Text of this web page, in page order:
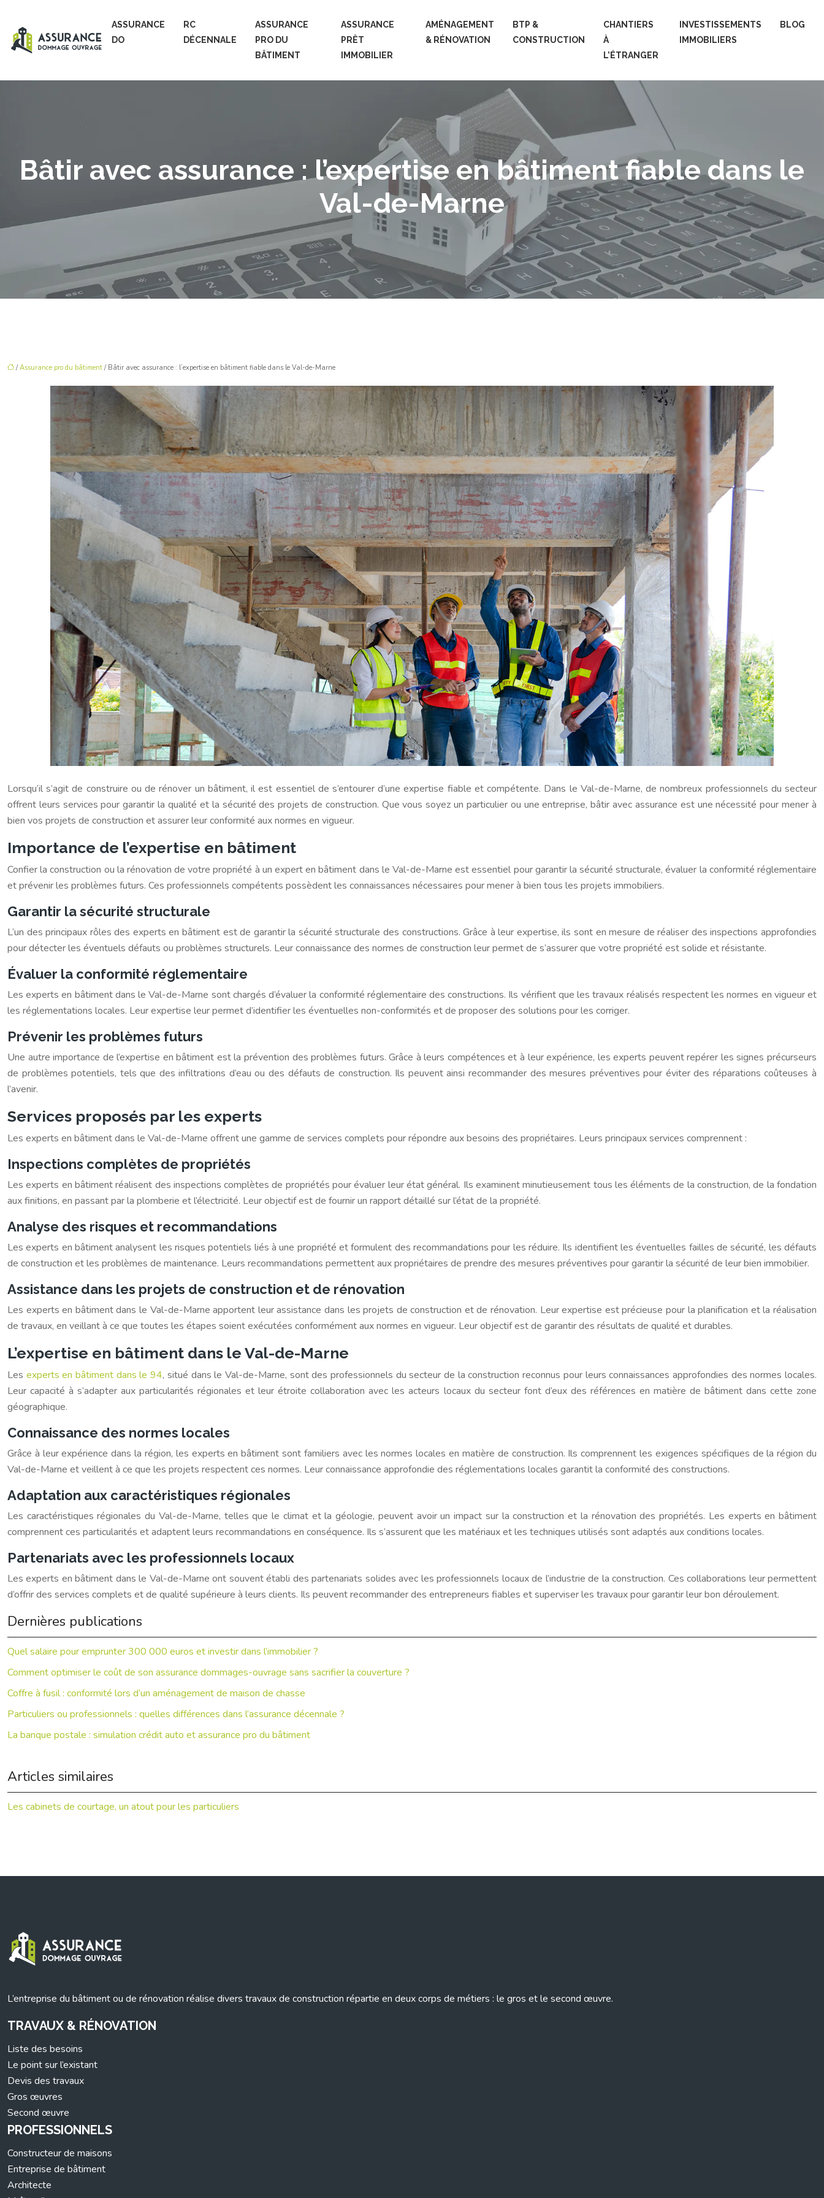
ASSURANCE
DO
RC
DÉCENNALE
ASSURANCE
PRO DU
BÂTIMENT
ASSURANCE
PRÊT
IMMOBILIER
AMÉNAGEMENT
& RÉNOVATION
BTP &
CONSTRUCTION
CHANTIERS
À
L’ÉTRANGER
INVESTISSEMENTS
IMMOBILIERS
BLOG
Bâtir avec assurance : l’expertise en bâtiment fiable dans le
Val-de-Marne
/Assurance pro du bâtiment / Bâtir avec assurance : l’expertise en bâtiment fiable dans le Val-de-Marne
Lorsqu’il s’agit de construire ou de rénover un bâtiment, il est essentiel de s’entourer d’une expertise fiable et compétente. Dans le Val-de-Marne, de nombreux professionnels du secteur
offrent leurs services pour garantir la qualité et la sécurité des projets de construction. Que vous soyez un particulier ou une entreprise, bâtir avec assurance est une nécessité pour mener à
bien vos projets de construction et assurer leur conformité aux normes en vigueur.
Importance de l’expertise en bâtiment
Confier la construction ou la rénovation de votre propriété à un expert en bâtiment dans le Val-de-Marne est essentiel pour garantir la sécurité structurale, évaluer la conformité réglementaire
et prévenir les problèmes futurs. Ces professionnels compétents possèdent les connaissances nécessaires pour mener à bien tous les projets immobiliers.
Garantir la sécurité structurale
L’un des principaux rôles des experts en bâtiment est de garantir la sécurité structurale des constructions. Grâce à leur expertise, ils sont en mesure de réaliser des inspections approfondies
pour détecter les éventuels défauts ou problèmes structurels. Leur connaissance des normes de construction leur permet de s’assurer que votre propriété est solide et résistante.
Évaluer la conformité réglementaire
Les experts en bâtiment dans le Val-de-Marne sont chargés d’évaluer la conformité réglementaire des constructions. Ils vérifient que les travaux réalisés respectent les normes en vigueur et
les réglementations locales. Leur expertise leur permet d’identifier les éventuelles non-conformités et de proposer des solutions pour les corriger.
Prévenir les problèmes futurs
Une autre importance de l’expertise en bâtiment est la prévention des problèmes futurs. Grâce à leurs compétences et à leur expérience, les experts peuvent repérer les signes précurseurs
de problèmes potentiels, tels que des infiltrations d’eau ou des défauts de construction. Ils peuvent ainsi recommander des mesures préventives pour éviter des réparations coûteuses à
l’avenir.
Services proposés par les experts
Les experts en bâtiment dans le Val-de-Marne offrent une gamme de services complets pour répondre aux besoins des propriétaires. Leurs principaux services comprennent :
Inspections complètes de propriétés
Les experts en bâtiment réalisent des inspections complètes de propriétés pour évaluer leur état général. Ils examinent minutieusement tous les éléments de la construction, de la fondation
aux finitions, en passant par la plomberie et l’électricité. Leur objectif est de fournir un rapport détaillé sur l’état de la propriété.
Analyse des risques et recommandations
Les experts en bâtiment analysent les risques potentiels liés à une propriété et formulent des recommandations pour les réduire. Ils identifient les éventuelles failles de sécurité, les défauts
de construction et les problèmes de maintenance. Leurs recommandations permettent aux propriétaires de prendre des mesures préventives pour garantir la sécurité de leur bien immobilier.
Assistance dans les projets de construction et de rénovation
Les experts en bâtiment dans le Val-de-Marne apportent leur assistance dans les projets de construction et de rénovation. Leur expertise est précieuse pour la planification et la réalisation
de travaux, en veillant à ce que toutes les étapes soient exécutées conformément aux normes en vigueur. Leur objectif est de garantir des résultats de qualité et durables.
L’expertise en bâtiment dans le Val-de-Marne
Les experts en bâtiment dans le 94, situé dans le Val-de-Marne, sont des professionnels du secteur de la construction reconnus pour leurs connaissances approfondies des normes locales.
Leur capacité à s’adapter aux particularités régionales et leur étroite collaboration avec les acteurs locaux du secteur font d’eux des références en matière de bâtiment dans cette zone
géographique.
Connaissance des normes locales
Grâce à leur expérience dans la région, les experts en bâtiment sont familiers avec les normes locales en matière de construction. Ils comprennent les exigences spécifiques de la région du
Val-de-Marne et veillent à ce que les projets respectent ces normes. Leur connaissance approfondie des réglementations locales garantit la conformité des constructions.
Adaptation aux caractéristiques régionales
Les caractéristiques régionales du Val-de-Marne, telles que le climat et la géologie, peuvent avoir un impact sur la construction et la rénovation des propriétés. Les experts en bâtiment
comprennent ces particularités et adaptent leurs recommandations en conséquence. Ils s’assurent que les matériaux et les techniques utilisés sont adaptés aux conditions locales.
Partenariats avec les professionnels locaux
Les experts en bâtiment dans le Val-de-Marne ont souvent établi des partenariats solides avec les professionnels locaux de l’industrie de la construction. Ces collaborations leur permettent
d’offrir des services complets et de qualité supérieure à leurs clients. Ils peuvent recommander des entrepreneurs fiables et superviser les travaux pour garantir leur bon déroulement.
Dernières publications
Quel salaire pour emprunter 300 000 euros et investir dans l’immobilier ?
Comment optimiser le coût de son assurance dommages-ouvrage sans sacrifier la couverture ?
Coffre à fusil : conformité lors d’un aménagement de maison de chasse
Particuliers ou professionnels : quelles différences dans l’assurance décennale ?
La banque postale : simulation crédit auto et assurance pro du bâtiment
Articles similaires
Les cabinets de courtage, un atout pour les particuliers
L’entreprise du bâtiment ou de rénovation réalise divers travaux de construction répartie en deux corps de métiers : le gros et le second œuvre.
TRAVAUX & RÉNOVATION
Liste des besoins
Le point sur l’existant
Devis des travaux
Gros œuvres
Second œuvre
PROFESSIONNELS
Constructeur de maisons
Entreprise de bâtiment
Architecte